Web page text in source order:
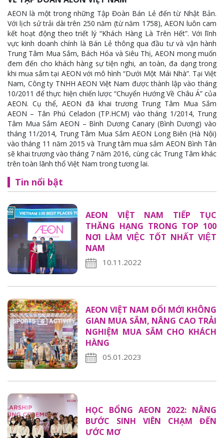
AEON là một trong những Tập Đoàn Bán Lẻ đến từ Nhật Bản.
Với lịch sử trải dài trên 250 năm (từ năm 1758), AEON luôn cam
kết hoạt động theo triết lý “Khách Hàng Là Trên Hết”. Với lĩnh
vực kinh doanh chính là Bán Lẻ thông qua đầu tư và vận hành
Trung Tâm Mua Sắm, Bách Hóa và Siêu Thị, AEON mong muốn
đem đến cho khách hàng sự tiện nghi, an toàn, đa dạng trong
khi mua sắm tại AEON với mô hình “Dưới Một Mái Nhà”. Tại Việt
Nam, Công ty TNHH AEON Việt Nam được thành lập vào tháng
10/2011 để thực hiện chiến lược “Chuyển Hướng Về Châu Á” của
AEON. Cụ thể, AEON đã khai trương Trung Tâm Mua Sắm
AEON – Tân Phú Celadon (TP.HCM) vào tháng 1/2014, Trung
Tâm Mua Sắm AEON – Bình Dương Canary (Bình Dương) vào
tháng 11/2014, Trung Tâm Mua Sắm AEON Long Biên (Hà Nội)
vào tháng 11 năm 2015 và Trung tâm mua sắm AEON Bình Tân
sẽ khai trương vào tháng 7 năm 2016, cùng các Trung Tâm khác
trên toàn lãnh thổ Việt Nam trong tương lai.
Tin nổi bật
AEON VIỆT NAM TIẾP TỤC
THĂNG HẠNG TRONG TOP 100
NƠI LÀM VIỆC TỐT NHẤT VIỆT
NAM
10.11.2022
AEON VIỆT NAM ĐỔI MỚI KHÔNG
GIAN MUA SẮM, NÂNG CAO TRẢI
NGHIỆM MUA SẮM CHO KHÁCH
HÀNG
05.01.2023
HỌC BỔNG AEON 2022: NÂNG
BƯỚC SINH VIÊN CHẠM ĐẾN
ƯỚC MƠ